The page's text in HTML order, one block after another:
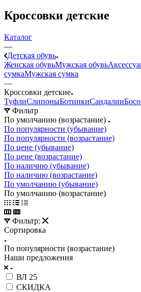
Кроссовки детские
Каталог
—
Детская обувь
Женская обувьМужская обувь
сумкаМужская сумка
—
Кроссовки детские
ТуфлиСлипоныБотинкиСандалии
Фильтр
По умолчанию (возрастание)
По популярности (убывание)
По популярности (возрастание)
По цене (убывание)
По цене (возрастание)
По наличию (убывание)
По наличию (возрастание)
По умолчанию (убывание)
По умолчанию (возрастание)
Фильтр:
Сортировка
По популярности (возрастание)
Наши предложения
ВЛ 25
СКИДКА